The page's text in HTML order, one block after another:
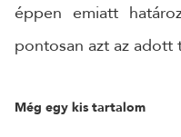
éppen emiatt
pontosan azt az adott
Még egy kis tartalom